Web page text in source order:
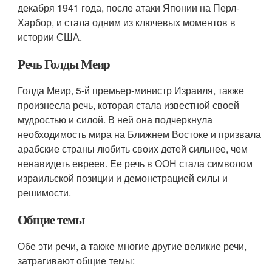
декабря 1941 года, после атаки Японии на Перл-
Харбор, и стала одним из ключевых моментов в
истории США.
Речь Голды Меир
Голда Меир, 5-й премьер-министр Израиля, также
произнесла речь, которая стала известной своей
мудростью и силой. В ней она подчеркнула
необходимость мира на Ближнем Востоке и призвала
арабские страны любить своих детей сильнее, чем
ненавидеть евреев. Ее речь в ООН стала символом
израильской позиции и демонстрацией силы и
решимости.
Общие темы
Обе эти речи, а также многие другие великие речи,
затрагивают общие темы: